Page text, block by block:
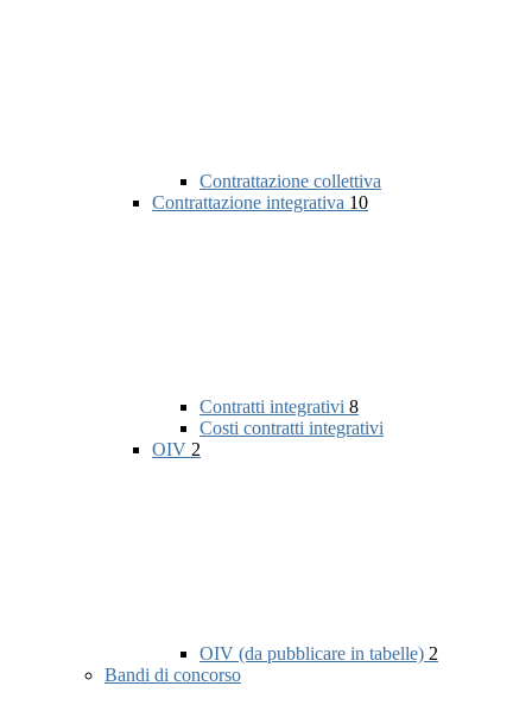
Contrattazione collettiva
Contrattazione integrativa 10
Contratti integrativi 8
Costi contratti integrativi
OIV 2
OIV (da pubblicare in tabelle) 2
Bandi di concorso